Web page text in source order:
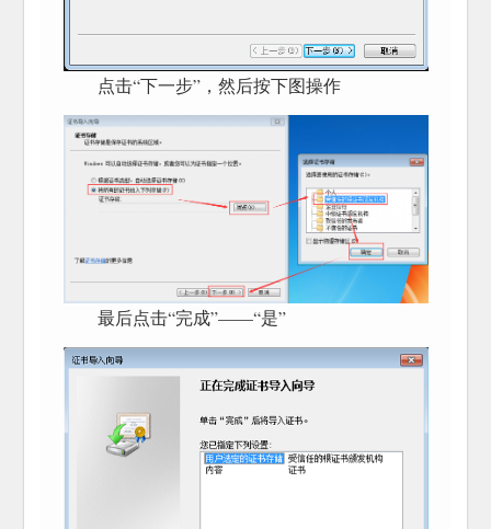
点击“下一步”，然后按下图操作
最后点击“完成”——“是”